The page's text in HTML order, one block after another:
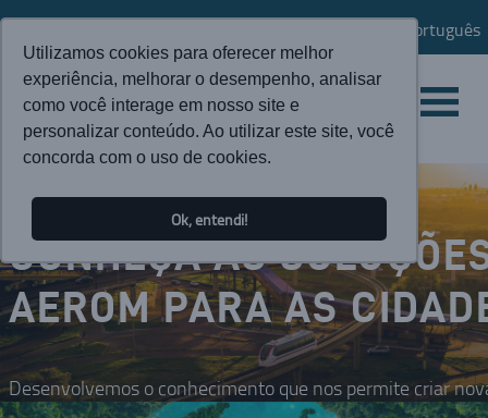
Utilizamos cookies para oferecer melhor
experiência, melhorar o desempenho, analisar
como você interage em nosso site e
personalizar conteúdo. Ao utilizar este site, você
concorda com o uso de cookies.
Ok, entendi!
Português
CONHEÇA AS
AEROM PARA AS
Desenvolvemos o conhecimento que nos permite criar